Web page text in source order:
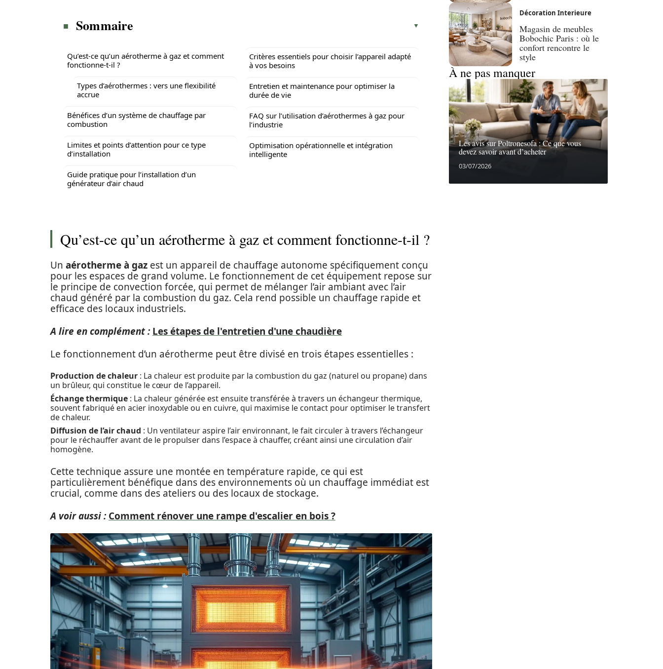
Sommaire
Qu’est-ce qu’un aérotherme à gaz et comment
fonctionne-t-il ?
Types d’aérothermes : vers une flexibilité
accrue
Bénéfices d’un système de chauffage par
combustion
Limites et points d’attention pour ce type
d’installation
Guide pratique pour l’installation d’un
générateur d’air chaud
Critères essentiels pour choisir l’appareil adapté
à vos besoins
Entretien et maintenance pour optimiser la
durée de vie
FAQ sur l’utilisation d’aérothermes à gaz pour
l’industrie
Optimisation opérationnelle et intégration
intelligente
Qu’est-ce qu’un aérotherme à gaz et comment fonctionne-t-il ?
Un aérotherme à gaz est un appareil de chauffage autonome spécifiquement conçu
pour les espaces de grand volume. Le fonctionnement de cet équipement repose sur
le principe de convection forcée, qui permet de mélanger l’air ambiant avec l’air
chaud généré par la combustion du gaz. Cela rend possible un chauffage rapide et
efficace des locaux industriels.
A lire en complément : Les étapes de l'entretien d'une chaudière
Le fonctionnement d’un aérotherme peut être divisé en trois étapes essentielles :
Production de chaleur : La chaleur est produite par la combustion du gaz (naturel ou propane) dans
un brûleur, qui constitue le cœur de l’appareil.
Échange thermique : La chaleur générée est ensuite transférée à travers un échangeur thermique,
souvent fabriqué en acier inoxydable ou en cuivre, qui maximise le contact pour optimiser le transfert
de chaleur.
Diffusion de l’air chaud : Un ventilateur aspire l’air environnant, le fait circuler à travers l’échangeur
pour le réchauffer avant de le propulser dans l’espace à chauffer, créant ainsi une circulation d’air
homogène.
Cette technique assure une montée en température rapide, ce qui est
particulièrement bénéfique dans des environnements où un chauffage immédiat est
crucial, comme dans des ateliers ou des locaux de stockage.
A voir aussi : Comment rénover une rampe d'escalier en bois ?
Décoration Interieure
Magasin de meubles
Bobochic Paris : où le
confort rencontre le
style
À ne pas manquer
Les avis sur Poltronesofa : Ce que vous
devez savoir avant d’acheter
03/07/2026